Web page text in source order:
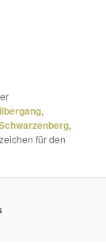
,
,
für den